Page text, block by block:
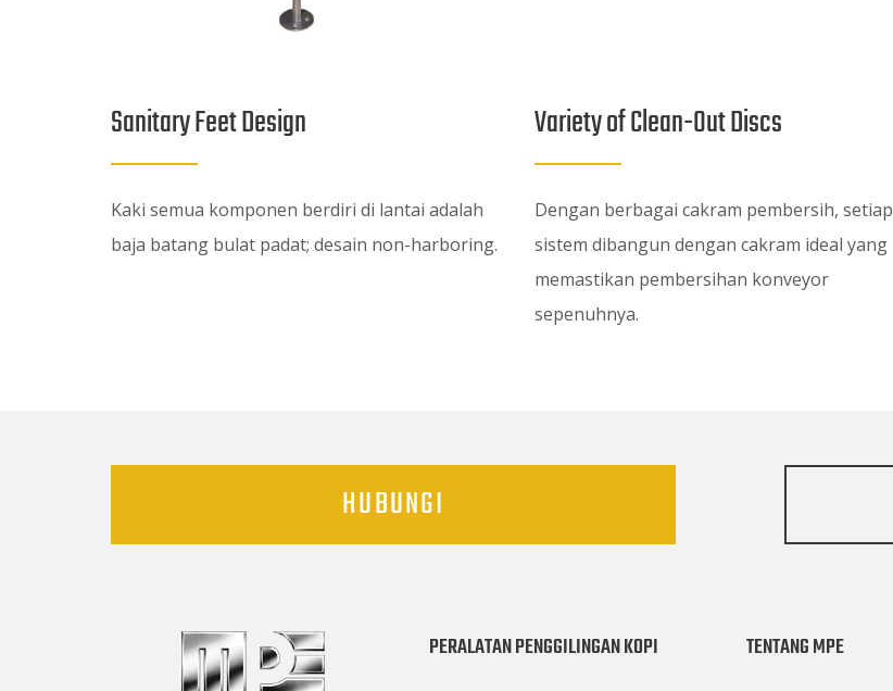
Sanitary Feet Design
Kaki semua komponen berdiri di lantai adalah
baja batang bulat padat; desain non-harboring.
Variety of Clean-Out Discs
Dengan berbagai cakram pembersih, setiap
sistem dibangun dengan cakram ideal yang
memastikan pembersihan konveyor
sepenuhnya.
HUBUNGI
PERALATAN PENGGILINGAN KOPI TENTANG MPE